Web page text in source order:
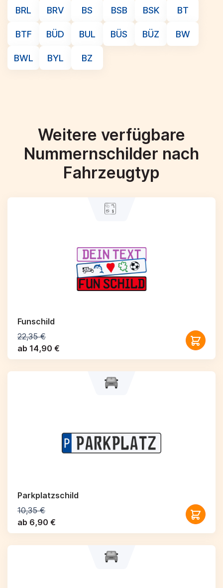
BRL BRV BS BSB BSK BT
BTF BÜD BUL BÜS BÜZ BW
BWL BYL BZ
Weitere verfügbare
Nummernschilder nach
Fahrzeugtyp
Funschild
22,35 €
ab 14,90 €
Parkplatzschild
10,35 €
ab 6,90 €